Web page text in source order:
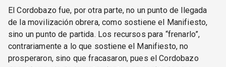
El Cordobazo fue, por otra parte, no un punto de llegada
de la movilización obrera, como sostiene el Manifiesto,
sino un punto de partida. Los recursos para “frenarlo”,
contrariamente a lo que sostiene el Manifiesto, no
prosperaron, sino que fracasaron, pues el Cordobazo